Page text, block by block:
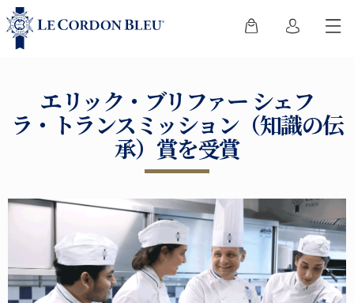
エリック・ブリファー シェフ
ラ・トランスミッション（知識の伝
承）賞を受賞